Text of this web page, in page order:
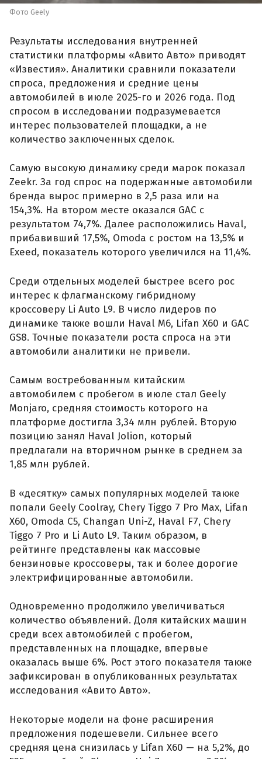
Фото Geely
Результаты исследования внутренней
статистики платформы «Авито Авто» приводят
«Известия». Аналитики сравнили показатели
спроса, предложения и средние цены
автомобилей в июле 2025-го и 2026 года. Под
спросом в исследовании подразумевается
интерес пользователей площадки, а не
количество заключенных сделок.
Самую высокую динамику среди марок показал
Zeekr. За год спрос на подержанные автомобили
бренда вырос примерно в 2,5 раза или на
154,3%. На втором месте оказался GAC с
результатом 74,7%. Далее расположились Haval,
прибавивший 17,5%, Omoda с ростом на 13,5% и
Exeed, показатель которого увеличился на 11,4%.
Среди отдельных моделей быстрее всего рос
интерес к флагманскому гибридному
кроссоверу Li Auto L9. В число лидеров по
динамике также вошли Haval M6, Lifan X60 и GAC
GS8. Точные показатели роста спроса на эти
автомобили аналитики не привели.
Самым востребованным китайским
автомобилем с пробегом в июле стал Geely
Monjaro, средняя стоимость которого на
платформе достигла 3,34 млн рублей. Вторую
позицию занял Haval Jolion, который
предлагали на вторичном рынке в среднем за
1,85 млн рублей.
В «десятку» самых популярных моделей также
попали Geely Coolray, Chery Tiggo 7 Pro Max, Lifan
X60, Omoda C5, Changan Uni-Z, Haval F7, Chery
Tiggo 7 Pro и Li Auto L9. Таким образом, в
рейтинге представлены как массовые
бензиновые кроссоверы, так и более дорогие
электрифицированные автомобили.
Одновременно продолжило увеличиваться
количество объявлений. Доля китайских машин
среди всех автомобилей с пробегом,
представленных на площадке, впервые
оказалась выше 6%. Рост этого показателя также
зафиксирован в опубликованных результатах
исследования «Авито Авто».
Некоторые модели на фоне расширения
предложения подешевели. Сильнее всего
средняя цена снизилась у Lifan X60 — на 5,2%, до